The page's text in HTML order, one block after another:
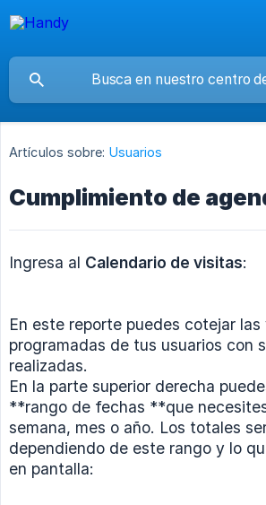
Artículos sobre: Usuarios
Cumplimiento de
Ingresa al Calendario de visitas:
En este reporte puedes cotejar las
programadas de tus usuarios con
realizadas.
En la parte superior derecha
**rango de fechas **que
semana, mes o año. Los totales
dependiendo de este rango y lo
en pantalla: